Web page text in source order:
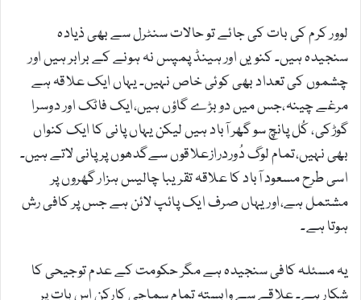
لوور کرم کی بات کی جائے تو حالات سنٹرل سے بھی ذیادہ
سنجیدہ ہیں۔ کنویں اور ہینڈ پمپس نہ ہونے کے برابر ہیں اور
چشموں کی تعداد بھی کوئی خاص نہیں۔ یہاں ایک علاقہ ہے
مرغے چینہ،جس میں دو بڑے گاؤں ہیں،ایک فاٹک اور دوسرا
گوڑکی، کُل پانچ سو گھر آباد ہیں لیکن یہاں پانی کا ایک کنواں
بھی نہیں،تمام لوگ دُوردرازعلاقوں سےگدھوں پر پانی لاتے ہیں۔
اسی طرح مسعود آباد کا علاقہ تقریبا چالیس ہزار گھروں پر
مشتمل ہے،اور یہاں صرف ایک پائپ لائن ہے جس پر کافی رش
ہوتا ہے۔
یہ مسئلہ کافی سنجیدہ ہے مگر حکومت کے عدم توجیحی کا
شکار ہے۔ علاقے سے وابستہ تمام سماجی کارکن اس بات پر